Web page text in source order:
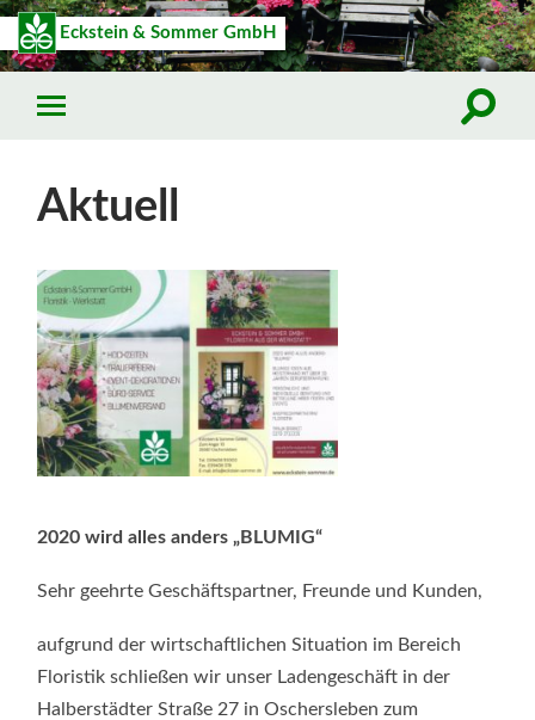
Eckstein & Sommer GmbH
Aktuell
2020 wird alles anders „BLUMIG“
Sehr geehrte Geschäftspartner, Freunde und Kunden,
aufgrund der wirtschaftlichen Situation im Bereich
Floristik schließen wir unser Ladengeschäft in der
Halberstädter Straße 27 in Oschersleben zum